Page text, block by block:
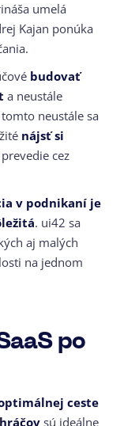
umelá
Kajan ponúka
budovať
a neustále
tomto neustále sa
nájsť si
cez
v podnikaní je
. ui42 sa
aj malých
na jednom
po
ceste
sú ideálne